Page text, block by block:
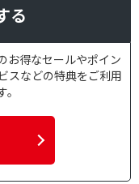
る
お得なセールやポイン
スなどの特典をご利用
。